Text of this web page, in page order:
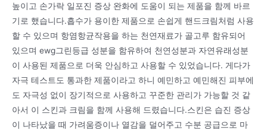
높이고 손가락 일포진 증상 완화에 도움이 되는 제품을 함께 바르
기로 했습니다.흡수가 용이한 제품으로 손쉽게 핸드크림처럼 사용
할 수 있으며 항염항균작용을 하는 천연재료가 골고루 함유되어
있으며 ewg그린등급 성분을 함유하여 천연성분과 자연유래성분
이 사용된 제품으로 더욱 안심하고 사용할 수 있었습니다. 게다가
자극 테스트도 통과한 제품이라고 하니 예민하고 예민해진 피부에
도 자극성 없이 장기적으로 사용하고 꾸준한 관리가 가능할 것 같
아서 이 스킨과 크림을 함께 사용해 드렸습니다.스킨은 습진 증상
이 나타났을 때 가려움증이나 열감을 덜어주고 수분 공급으로 마